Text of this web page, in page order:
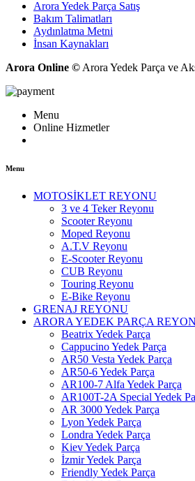
Arora Yedek Parça Satış
Bakım Talimatları
Aydınlatma Metni
İnsan Kaynakları
Arora Online © Arora Yedek Parça ve
Menu
Online Hizmetler
Menu
MOTOSİKLET REYONU
3 ve 4 Teker Reyonu
Scooter Reyonu
Moped Reyonu
A.T.V Reyonu
E-Scooter Reyonu
CUB Reyonu
Touring Reyonu
E-Bike Reyonu
GRENAJ REYONU
ARORA YEDEK PARÇA
Beatrix Yedek Parça
Cappucino Yedek Parça
AR50 Vesta Yedek Parça
AR50-6 Yedek Parça
AR100-7 Alfa Yedek Parça
AR100T-2A Special Yedek
AR 3000 Yedek Parça
Lyon Yedek Parça
Londra Yedek Parça
Kiev Yedek Parça
İzmir Yedek Parça
Friendly Yedek Parça